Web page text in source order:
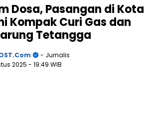
Dosa, Pasangan di Kota
Kompak Curi Gas dan
Tetangga
- Jurnalis
2025 - 19:49 WIB